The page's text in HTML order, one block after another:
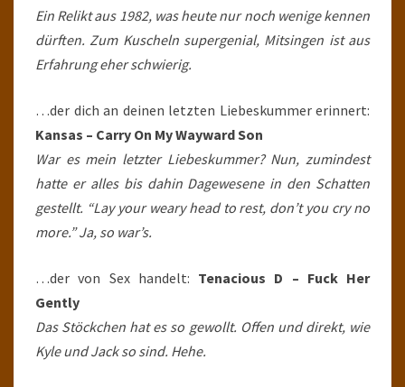
Ein Relikt aus 1982, was heute nur noch wenige kennen
dürften. Zum Kuscheln supergenial, Mitsingen ist aus
Erfahrung eher schwierig.
…der dich an deinen letzten Liebeskummer erinnert:
Kansas – Carry On My Wayward Son
War es mein letzter Liebeskummer? Nun, zumindest
hatte er alles bis dahin Dagewesene in den Schatten
gestellt. “Lay your weary head to rest, don’t you cry no
more.” Ja, so war’s.
…der von Sex handelt: Tenacious D – Fuck Her
Gently
Das Stöckchen hat es so gewollt. Offen und direkt, wie
Kyle und Jack so sind. Hehe.